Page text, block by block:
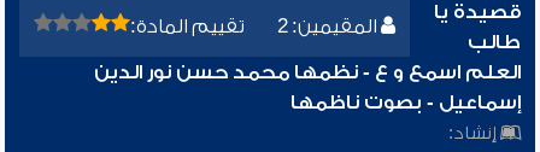
المقيمين: 2 تقييم المادة:
قصيدة يا
طالب
العلم اسمع و ع - نظمها محمد حسن نور الدين
إسماعيل - بصوت ناظمها
إنشاد: